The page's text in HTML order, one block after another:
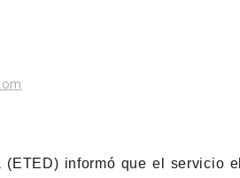
informó que el servicio